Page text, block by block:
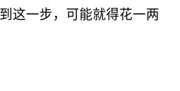
这一步，可能就得花一两